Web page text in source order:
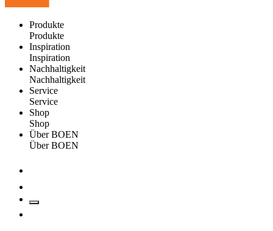
Produkte
Produkte
Inspiration
Inspiration
Nachhaltigkeit
Nachhaltigkeit
Service
Service
Shop
Shop
Über BOEN
Über BOEN